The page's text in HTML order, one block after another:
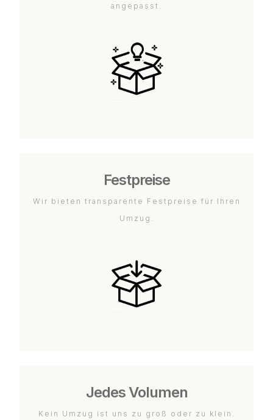
angepasst.
Festpreise
Wir bieten transparente Festpreise für Ihren
Umzug.
Jedes Volumen
Kein Umzug ist uns zu groß oder zu klein.